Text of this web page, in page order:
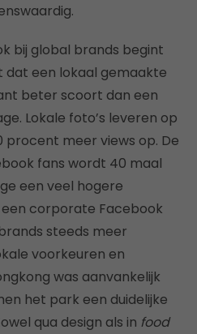
bij global brands begint
dat een lokaal gemaakte
beter scoort dan een
Lokale foto’s leveren op
procent meer views op. De
fans wordt 40 maal
een veel hogere
corporate Facebook
steeds meer
voorkeuren en
was aanvankelijk
het park een duidelijke
qua design als in food